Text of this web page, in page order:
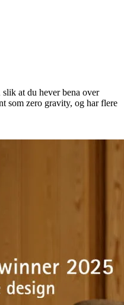
at du hever bena over
som zero gravity, og har flere